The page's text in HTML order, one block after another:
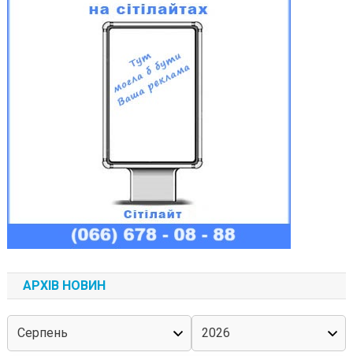
АРХІВ НОВИН